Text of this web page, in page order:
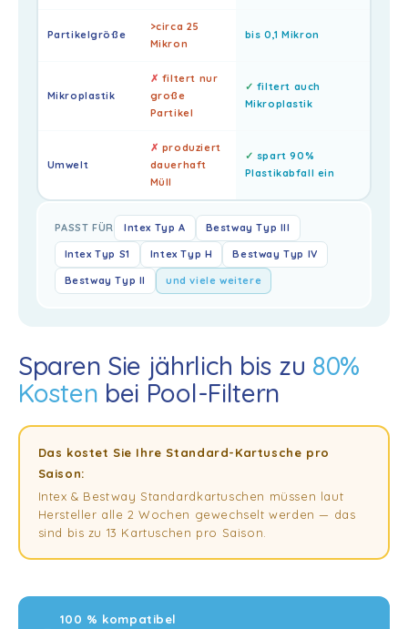
Sparen Sie jährlich bis zu 80%
Kosten bei Pool-Filtern
Das kostet Sie Ihre Standard-Kartusche pro
Saison:
Intex & Bestway Standardkartuschen müssen laut
Hersteller alle 2 Wochen gewechselt werden — das
sind bis zu 13 Kartuschen pro Saison.
100 % kompatibel
Partikelgröße
>circa 25
Mikron
bis 0,1 Mikron
Mikroplastik
✗ filtert nur
große
Partikel
✓ filtert auch
Mikroplastik
Umwelt
✗ produziert
dauerhaft
Müll
✓ spart 90%
Plastikabfall ein
PASST FÜR Intex Typ A Bestway Typ III
Intex Typ S1 Intex Typ H Bestway Typ IV
Bestway Typ II und viele weitere